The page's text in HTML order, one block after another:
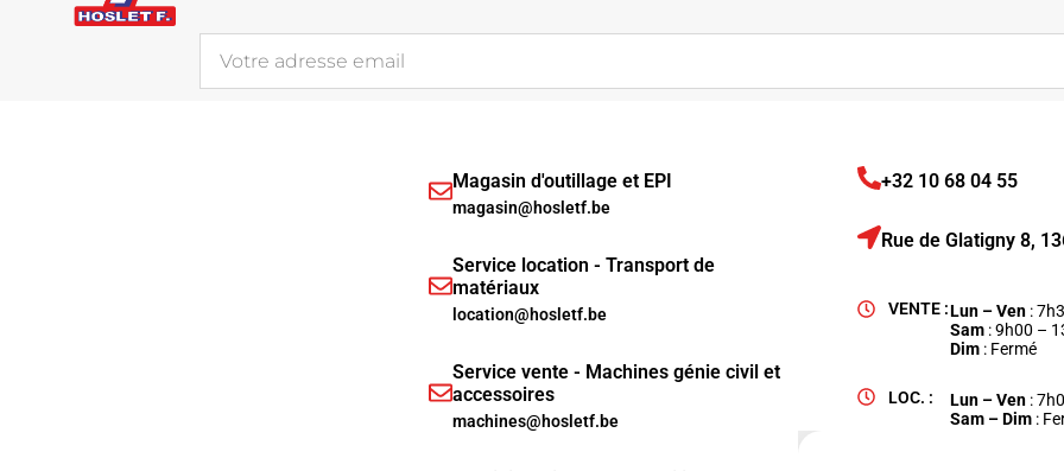
Magasin d'outillage et EPI
magasin@hosletf.be
Service location - Transport de
matériaux
location@hosletf.be
Service vente - Machines génie civil et
accessoires
machines@hosletf.be
+32 10 68 04 55
Rue de Glatigny 8,
VENTE :Lun – Ven :
Sam : 9h00 –
Dim : Fermé
LOC. : Lun – Ven :
Sam – Dim :